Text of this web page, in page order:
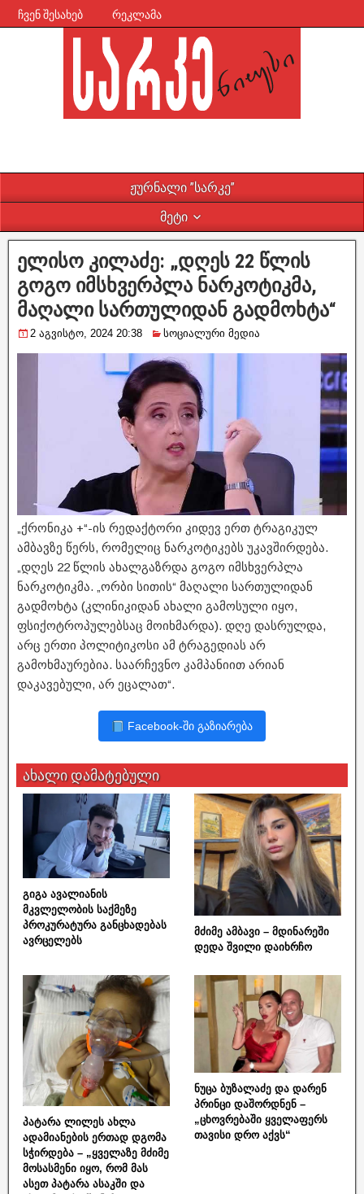
ჩვენ შესახებ რეკლამა
ჟურნალი ”სარკე”
მეტი
ელისო კილაძე: „დღეს 22 წლის
გოგო იმსხვერპლა ნარკოტიკმა,
მაღალი სართულიდან გადმოხტა“
2 აგვისტო, 2024 20:38 სოციალური მედია
„ქრონიკა +“-ის რედაქტორი კიდევ ერთ ტრაგიკულ
ამბავზე წერს, რომელიც ნარკოტიკებს უკავშირდება.
„დღეს 22 წლის ახალგაზრდა გოგო იმსხვერპლა
ნარკოტიკმა. „ორბი სითის“ მაღალი სართულიდან
გადმოხტა (კლინიკიდან ახალი გამოსული იყო,
ფსიქოტროპულებსაც მოიხმარდა). დღე დასრულდა,
არც ერთი პოლიტიკოსი ამ ტრაგედიას არ
გამოხმაურებია. საარჩევნო კამპანიით არიან
დაკავებული, არ ეცალათ“.
Facebook-ში გაზიარება
ახალი დამატებული
გიგა ავალიანის
მკვლელობის საქმეზე
პროკურატურა განცხადებას
ავრცელებს
მძიმე ამბავი – მდინარეში
დედა შვილი დაიხრჩო
პატარა ლილეს ახლა
ადამიანების ერთად დგომა
სჭირდება – „ყველაზე მძიმე
მოსასმენი იყო, რომ მას
ასეთ პატარა ასაკში და
ნუცა ბუზალაძე და დარენ
პრინცი დაშორდნენ –
„ცხოვრებაში ყველაფერს
თავისი დრო აქვს“